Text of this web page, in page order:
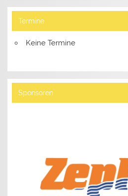
Termine
Keine Termine
Sponsoren